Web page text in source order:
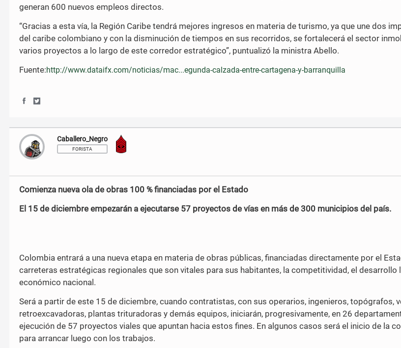
generan 600 nuevos empleos directos.
“Gracias a esta vía, la Región Caribe tendrá mejores ingresos en materia de turismo, ya que une dos
del caribe colombiano y con la disminución de tiempos en sus recorridos, se fortalecerá el sector
varios proyectos a lo largo de este corredor estratégico”, puntualizó la ministra Abello.
Fuente:http://www.dataifx.com/noticias/mac...egunda-calzada-entre-cartagena-y-barranquilla
S
r
e
o
n
a
e
o
S
r
e
o
n
w
t
e
Caballero_Negro
FORISTA
Comienza nueva ola de obras 100 % financiadas por el Estado
El 15 de diciembre empezarán a ejecutarse 57 proyectos de vías en más de 300 municipios del país.
Colombia entrará a una nueva etapa en materia de obras públicas, financiadas directamente por el
carreteras estratégicas regionales que son vitales para sus habitantes, la competitividad, el desarrollo
económico nacional.
Será a partir de este 15 de diciembre, cuando contratistas, con sus operarios, ingenieros, topógrafos,
retroexcavadoras, plantas trituradoras y demás equipos, iniciarán, progresivamente, en 26
ejecución de 57 proyectos viales que apuntan hacia estos fines. En algunos casos será el inicio de la
para arrancar luego con los trabajos.